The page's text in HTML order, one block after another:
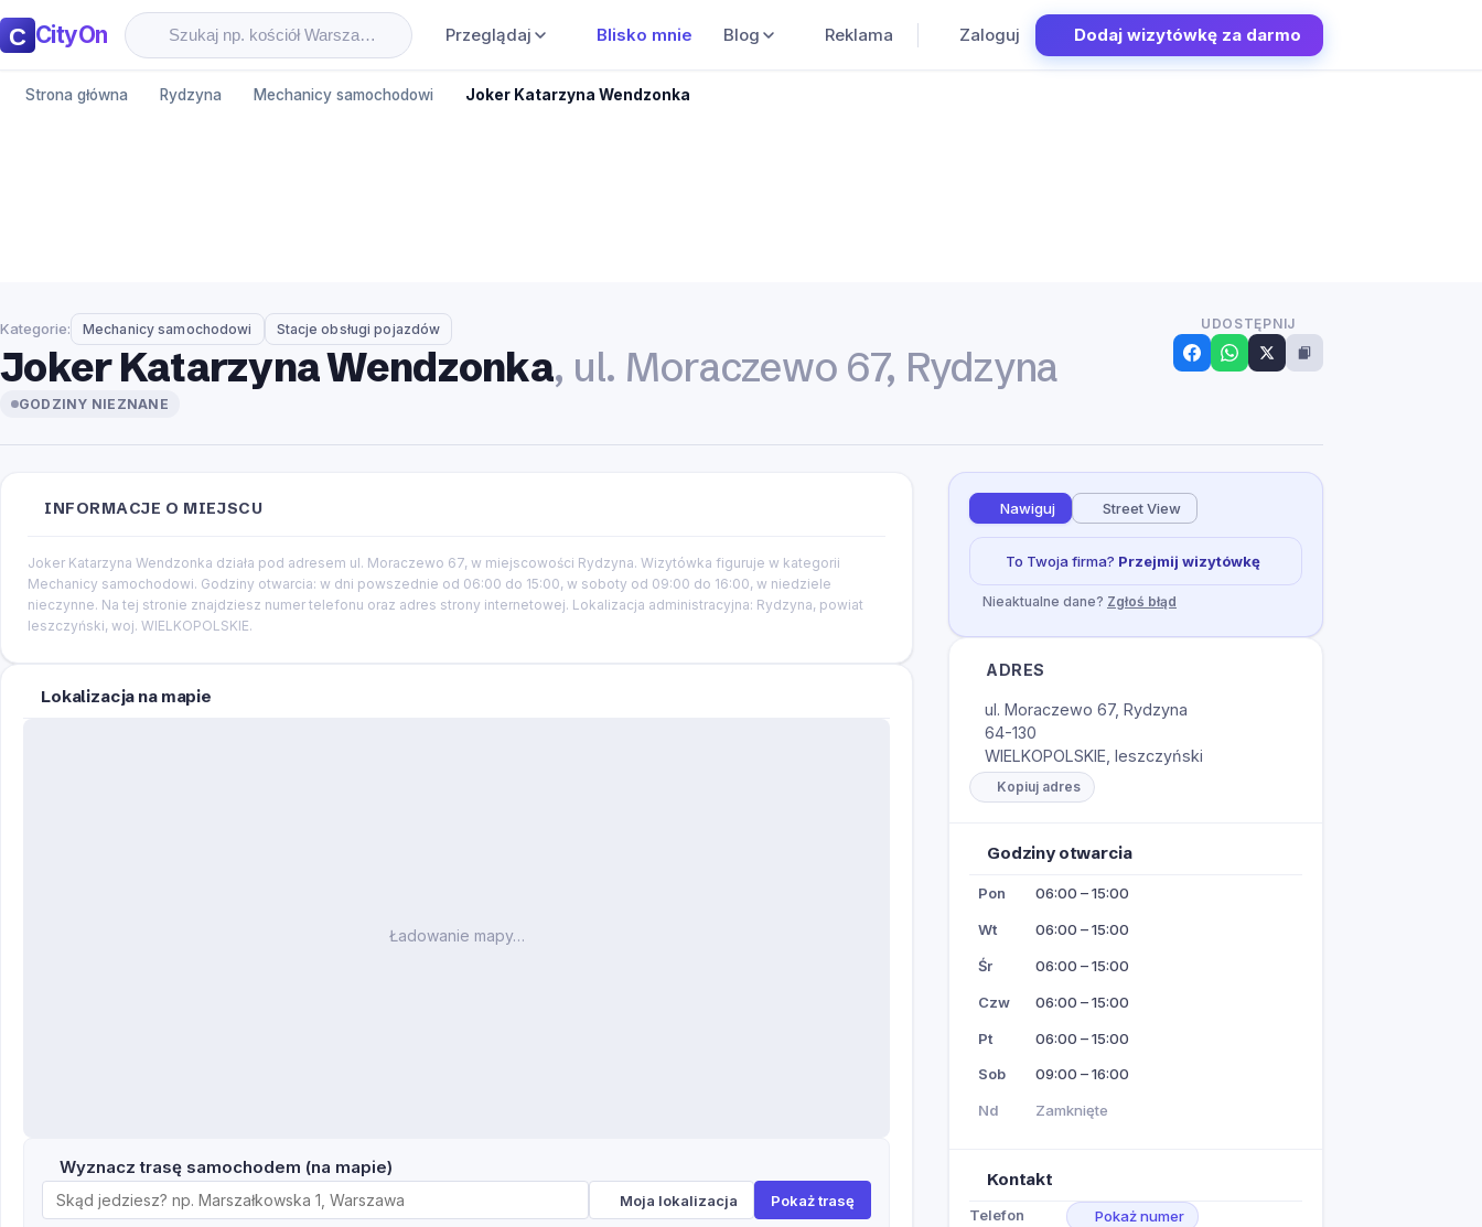
CityOn Przeglądaj Blisko mnie Blog Reklama Zaloguj Dodaj wizytówkę za darmo
Strona główna Rydzyna Mechanicy samochodowi Joker Katarzyna Wendzonka
Kategorie: Mechanicy samochodowi Stacje obsługi pojazdów
Joker Katarzyna Wendzonka, ul. Moraczewo 67, Rydzyna
GODZINY NIEZNANE
UDOSTĘPNIJ
Nawiguj Street View
To Twoja firma? Przejmij wizytówkę
Nieaktualne dane? Zgłoś błąd
ADRES
ul. Moraczewo 67, Rydzyna
64-130
WIELKOPOLSKIE, leszczyński
Kopiuj adres
Godziny otwarcia
Pon 06:00 – 15:00
Wt 06:00 – 15:00
Śr 06:00 – 15:00
Czw 06:00 – 15:00
Pt 06:00 – 15:00
Sob 09:00 – 16:00
Nd Zamknięte
Kontakt
Telefon
Pokaż numer
INFORMACJE O MIEJSCU
Joker Katarzyna Wendzonka działa pod adresem ul. Moraczewo 67, w miejscowości Rydzyna. Wizytówka figuruje w kategorii
Mechanicy samochodowi. Godziny otwarcia: w dni powszednie od 06:00 do 15:00, w soboty od 09:00 do 16:00, w niedziele
nieczynne. Na tej stronie znajdziesz numer telefonu oraz adres strony internetowej. Lokalizacja administracyjna: Rydzyna, powiat
leszczyński, woj. WIELKOPOLSKIE.
Lokalizacja na mapie
Ładowanie mapy…
Wyznacz trasę samochodem (na mapie)
Moja lokalizacja Pokaż trasę